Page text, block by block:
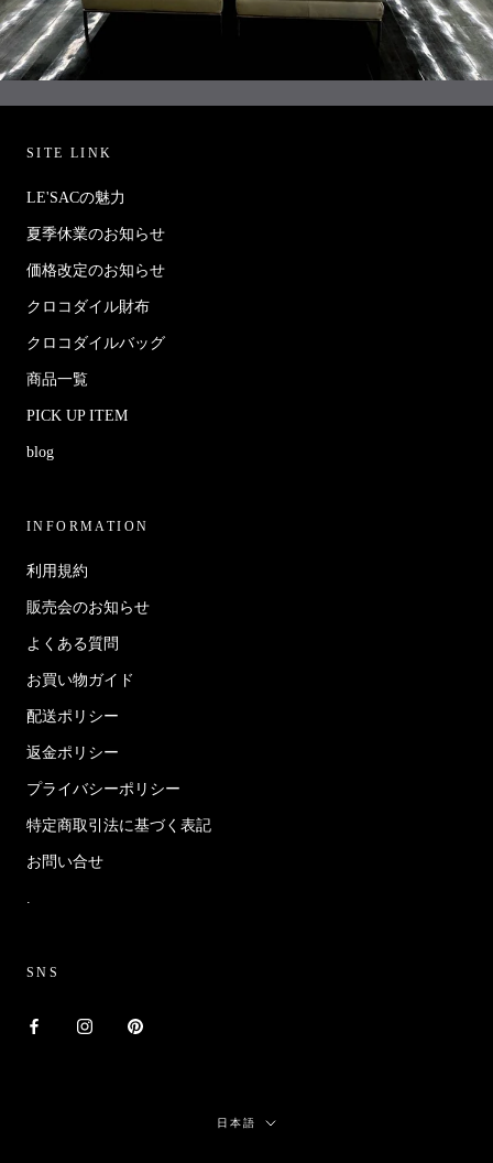
SITE LINK
LE'SACの魅力
夏季休業のお知らせ
価格改定のお知らせ
クロコダイル財布
クロコダイルバッグ
商品一覧
PICK UP ITEM
blog
INFORMATION
利用規約
販売会のお知らせ
よくある質問
お買い物ガイド
配送ポリシー
返金ポリシー
プライバシーポリシー
特定商取引法に基づく表記
お問い合せ
SNS
言
日本語